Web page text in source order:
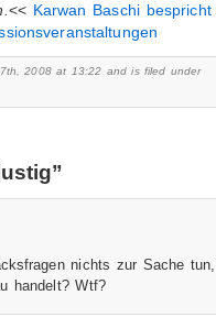
<< Karwan Baschi bespricht
2008 at 13:22 and is filed under
nichts zur Sache
handelt? Wtf?